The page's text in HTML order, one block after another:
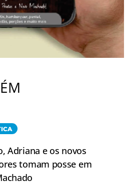
Adriana e os novos
tomam posse em